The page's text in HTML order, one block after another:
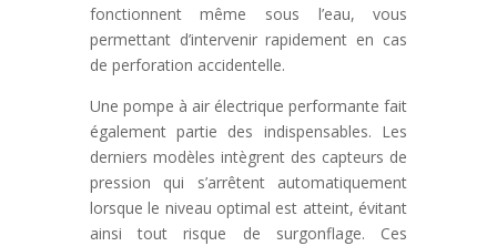
fonctionnent même sous l’eau, vous
permettant d’intervenir rapidement en cas
de perforation accidentelle.
Une pompe à air électrique performante fait
également partie des indispensables. Les
derniers modèles intègrent des capteurs de
pression qui s’arrêtent automatiquement
lorsque le niveau optimal est atteint, évitant
ainsi tout risque de surgonflage. Ces